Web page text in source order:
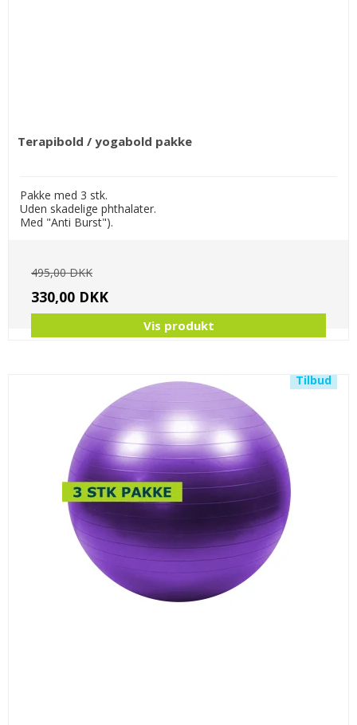
Terapibold / yogabold pakke
Pakke med 3 stk.
Uden skadelige phthalater.
Med "Anti Burst").
495,00 DKK
330,00 DKK
Vis produkt
Tilbud